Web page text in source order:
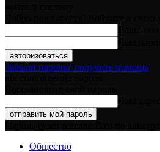
Забыли пароль? получить помощь
Общество